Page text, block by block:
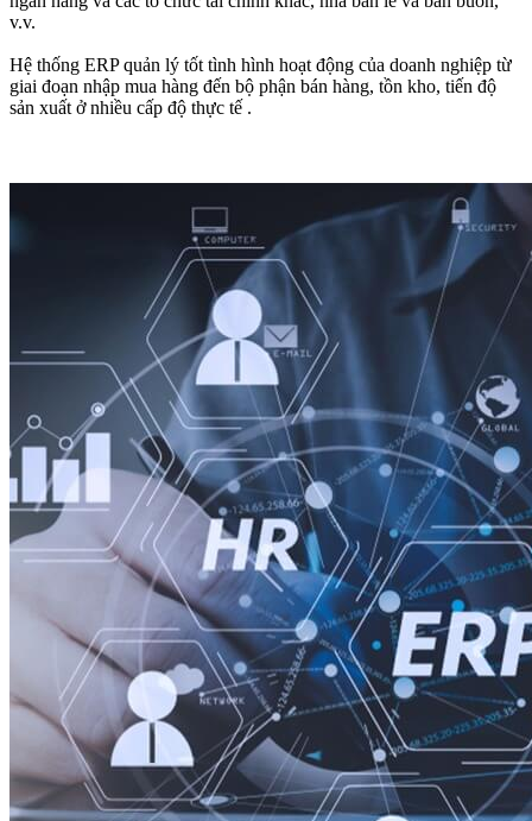
v.v.
Hệ thống ERP quản lý tốt tình hình hoạt động của doanh nghiệp từ
giai đoạn nhập mua hàng đến bộ phận bán hàng, tồn kho, tiến độ
sản xuất ở nhiều cấp độ thực tế .